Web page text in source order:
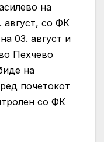
на
август, со ФК
03. август и
Пехчево
на
почетокот
со ФК